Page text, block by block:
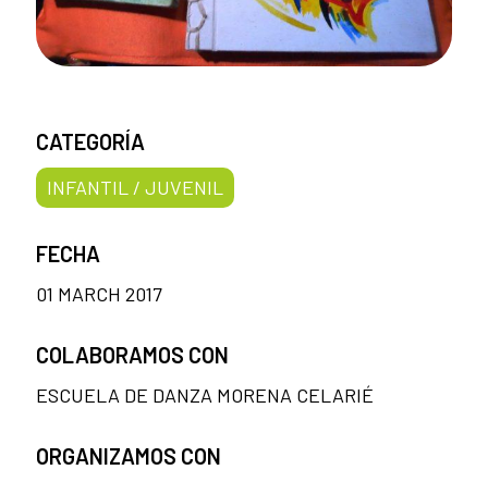
CATEGORÍA
INFANTIL / JUVENIL
FECHA
01 MARCH 2017
COLABORAMOS CON
ESCUELA DE DANZA MORENA CELARIÉ
ORGANIZAMOS CON